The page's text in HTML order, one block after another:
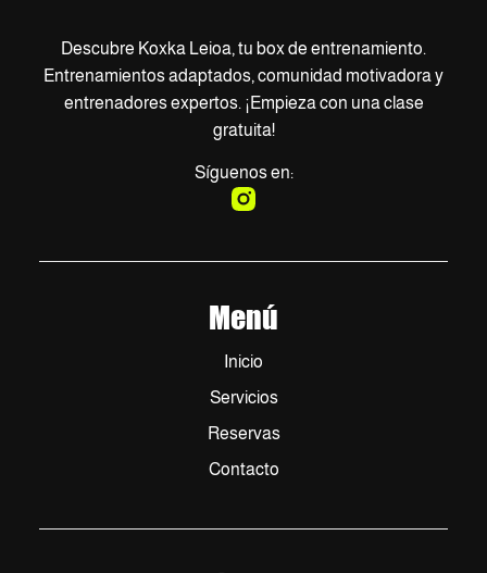
Descubre Koxka Leioa, tu box de entrenamiento.
Entrenamientos adaptados, comunidad motivadora y
entrenadores expertos. ¡Empieza con una clase
gratuita!
Síguenos en:
Menú
Inicio
Servicios
Reservas
Contacto